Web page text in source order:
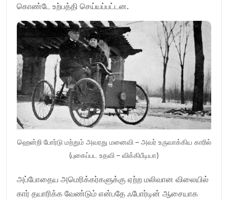
கொண்டே உற்பத்தி செய்யப்பட்டன.
ஹென்றி போர்டு மற்றும் அவரது மனைவி – அவர் உருவாக்கிய காரில்
(புகைப்பட உதவி – விக்கிபீடியா)
அப்போதைய அமெரிக்கர்களுக்கு ஏற்ற மலிவான விலையில்
கார் தயாரிக்க வேண்டும் என்பதே ஃபோர்டின் ஆசையாக